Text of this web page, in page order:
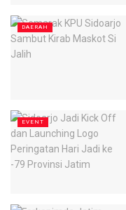
DAERAH
EVENT